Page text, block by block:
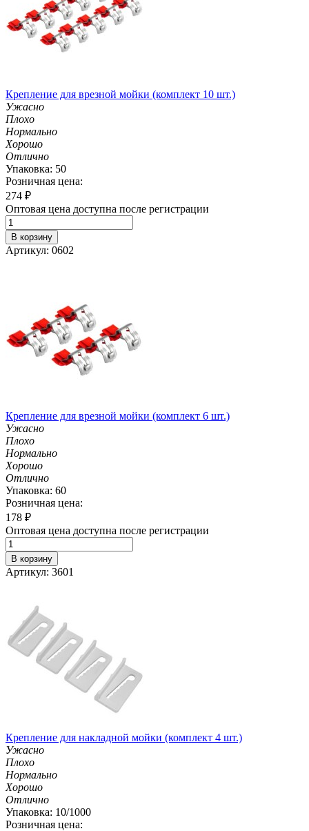
Крепление для врезной мойки (комплект 10 шт.)
Ужасно
Плохо
Нормально
Хорошо
Отлично
Упаковка: 50
Розничная цена:
274 ₽
Оптовая цена доступна после регистрации
В корзину
Артикул: 0602
Крепление для врезной мойки (комплект 6 шт.)
Ужасно
Плохо
Нормально
Хорошо
Отлично
Упаковка: 60
Розничная цена:
178 ₽
Оптовая цена доступна после регистрации
В корзину
Артикул: 3601
Крепление для накладной мойки (комплект 4 шт.)
Ужасно
Плохо
Нормально
Хорошо
Отлично
Упаковка: 10/1000
Розничная цена: